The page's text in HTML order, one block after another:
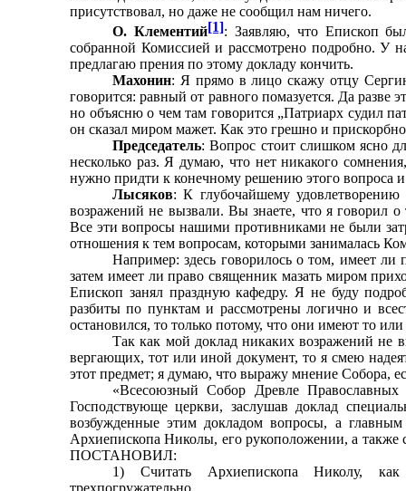
присутствовал, но даже не сообщил нам ничего.
О. Клементий[1]: Заявляю, что Епископ
собранной Комиссией и рассмотрено подробно. У
предлагаю прения по этому докладу кончить.
Махонин: Я прямо в лицо скажу отцу
говорится: равный от равного помазуется. Да разве
но объясню о чем там говорится „Патриарх судил
он сказал миром мажет. Как это грешно и
Председатель: Вопрос стоит слишком ясно
нес­колько раз. Я думаю, что нет никакого
нужно придти к конечному решению этого вопроса
Лысяков: К глубочайшему
возра­жений не вызвали. Вы знаете, что я говорил
Все эти вопросы нашими противниками не были
отношения к тем вопросам, которыми занималась
Например: здесь говорилось о том, имеет
затем имеет ли право священник мазать миром
Епископ занял праздную кафедру. Я не буду
разбиты по пунктам и рассмотрены логично и
остановился, то только потому, что они имеют то
Так как мой доклад никаких возражений не
вергающих, тот или иной документ, то я смею
этот предмет; я думаю, что выражу мнение
«Всесоюзный Собор Древле Православных
Господ­ствующе церкви, заслушав доклад
возбужден­ные этим докладом вопросы, а
Архиепископа Николы, его рукоположении, а также
ПОСТАНОВИЛ:
1) Считать Архиепископа Николу,
трехпогружательно.